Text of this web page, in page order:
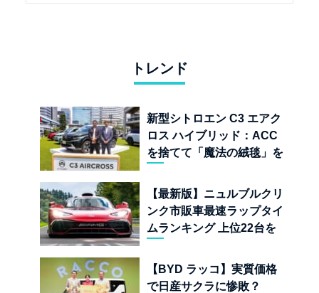
トレンド
新型シトロエン C3 エアク
ロス ハイブリッド：ACC
を捨てて「魔法の絨毯」を
児
【最新版】ニュルブルクリ
ンク市販車最速ラップタイ
ムランキング 上位22台を
【BYD ラッコ】実質価格
で日産サクラに惨敗？